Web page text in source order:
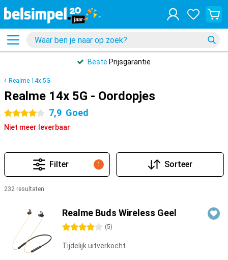
Beste Prijsgarantie
Realme 14x 5G
Realme 14x 5G - Oordopjes
4 sterren 7,9 Goed
Niet meer leverbaar
1
Filter Sorteer
232 resultaten
Realme Buds Wireless Geel
4 sterren (5)
Tijdelijk uitverkocht